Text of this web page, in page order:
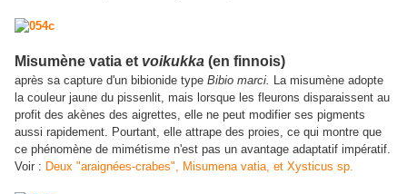
Misumène vatia et voikukka (en finnois)
après sa capture d'un bibionide type Bibio marci. La misumène adopte
la couleur jaune du pissenlit, mais lorsque les fleurons disparaissent au
profit des akènes des aigrettes, elle ne peut modifier ses pigments
aussi rapidement. Pourtant, elle attrape des proies, ce qui montre que
ce phénomène de mimétisme n'est pas un avantage adaptatif impératif.
Voir : Deux "araignées-crabes", Misumena vatia, et Xysticus sp.